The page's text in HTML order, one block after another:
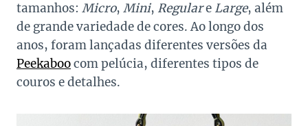
tamanhos: Micro, Mini, Regulare Large, além
de grande variedade de cores. Ao longo dos
anos, foram lançadas diferentes versões da
Peekaboocom pelúcia, diferentes tipos de
couros e detalhes.